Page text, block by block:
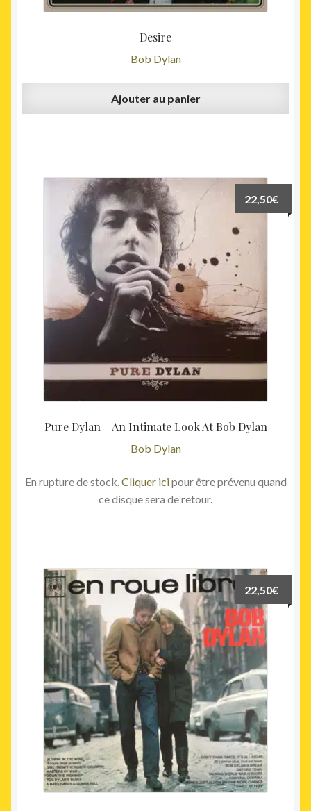
Desire
Bob Dylan
Ajouter au panier
Pure Dylan – An Intimate Look At Bob Dylan
Bob Dylan
22,50€
En rupture de stock. Cliquer icipour être prévenu quand
ce disque sera de retour.
22,50€